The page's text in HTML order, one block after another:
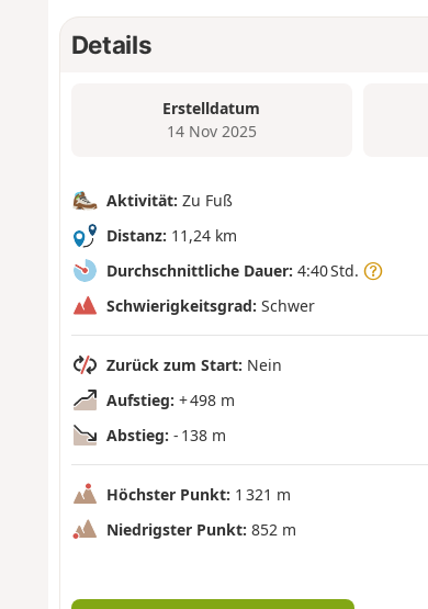
Details
Erstelldatum
14 Nov 2025
Aktivität: Zu Fuß
Distanz: 11,24 km
Durchschnittliche Dauer: 4:40 Std.
Schwierigkeitsgrad: Schwer
Zurück zum Start: Nein
Aufstieg: + 498 m
Abstieg: - 138 m
Höchster Punkt: 1 321 m
Niedrigster Punkt: 852 m